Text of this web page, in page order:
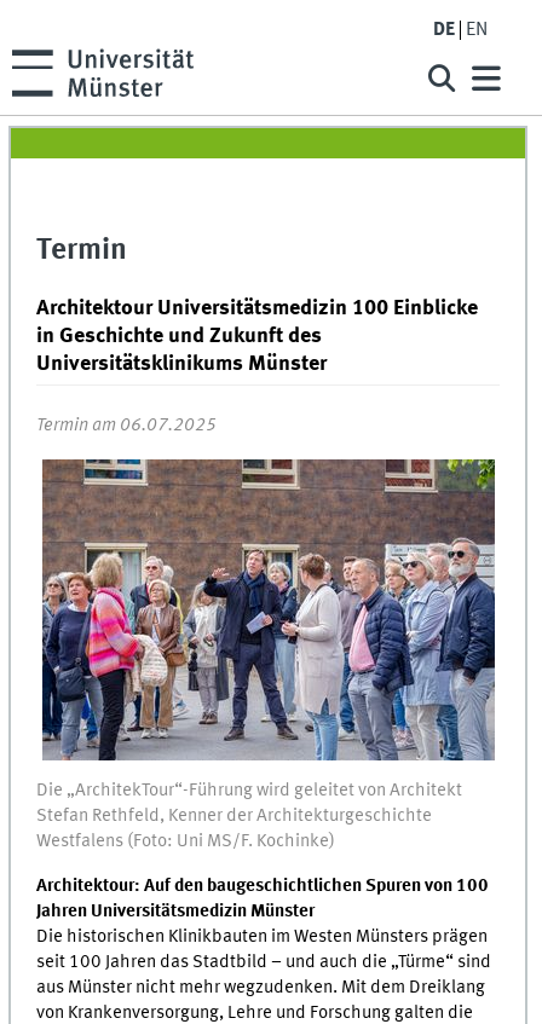
DE EN
Termin
Architektour Universitätsmedizin 100 Einblicke
in Geschichte und Zukunft des
Universitätsklinikums Münster
Termin am 06.07.2025
Die „ArchitekTour“-Führung wird geleitet von Architekt
Stefan Rethfeld, Kenner der Architekturgeschichte
Westfalens (Foto: Uni MS/F. Kochinke)
Architektour: Auf den baugeschichtlichen Spuren von 100
Jahren Universitätsmedizin Münster
Die historischen Klinikbauten im Westen Münsters prägen
seit 100 Jahren das Stadtbild – und auch die „Türme“ sind
aus Münster nicht mehr wegzudenken. Mit dem Dreiklang
von Krankenversorgung, Lehre und Forschung galten die